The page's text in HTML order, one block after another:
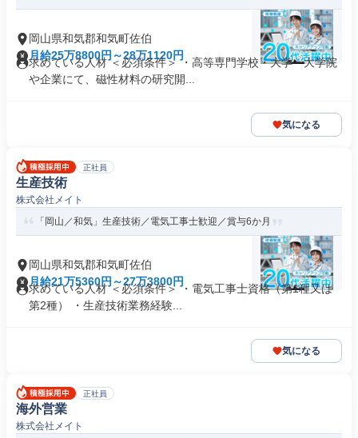
岡山県和気郡和気町佐伯
月給25万8800円～28万1120円
求めている人材 ＜必須条件＞ ・高等専門学校・大学・大学院
や企業にて、磁性材料の研究開...
気になる
正社員
生産技術
株式会社メイト
「岡山／和気」生産技術／電気工事士歓迎／賞与6か月
岡山県和気郡和気町佐伯
月給21万5360円～27万3800円
求めている人材 ＜必須条件＞ ・電気工事士資格（第1種又は
第2種） ・生産技術業務経験...
気になる
正社員
海外営業
株式会社メイト